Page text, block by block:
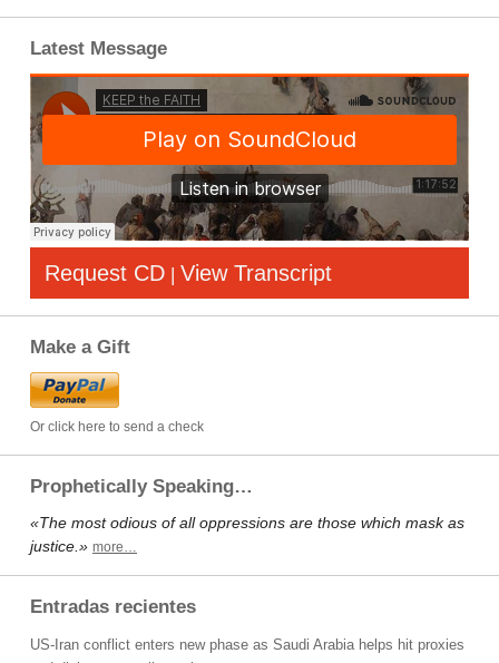
Latest Message
Request CD | View Transcript
Make a Gift
Or click here to send a check
Prophetically Speaking…
«The most odious of all oppressions are those which mask as
justice.» more…
Entradas recientes
US-Iran conflict enters new phase as Saudi Arabia helps hit proxies